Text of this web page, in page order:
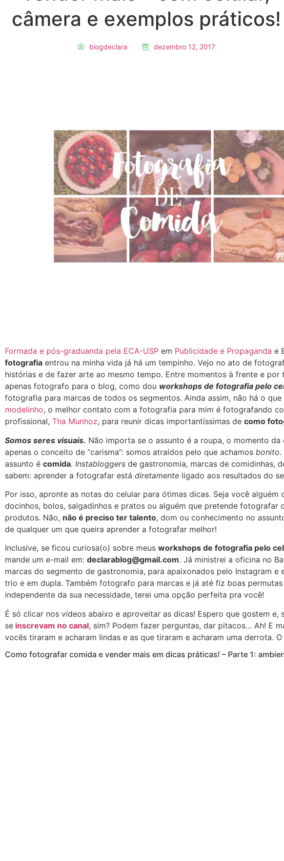
câmera e exemplos práticos!
blogdeclara dezembro 12, 2017
Formada e pós-graduanda pela ECA-USP em Publicidade e Propaganda e
fotografia entrou na minha vida já há um tempinho. Vejo no ato de
histórias e de fazer arte ao mesmo tempo. Entre momentos à frente e por
apenas fotografo para o blog, como dou workshops de fotografia pelo
fotografia para marcas de todos os segmentos. Ainda assim, não há o que
modelinho, o melhor contato com a fotografia para mim é fotografando
profissional, Tha Munhoz, para reunir dicas importantíssimas de como
Somos seres visuais. Não importa se o assunto é a roupa, o momento
apenas o conceito de “carisma”: somos atraídos pelo que achamos bonito.
assunto é comida. Instabloggers de gastronomia, marcas de comidinhas,
sabem: aprender a fotografar está diretamente ligado aos resultados do
Por isso, apronte as notas do celular para ótimas dicas. Seja você
docinhos, bolos, salgadinhos e pratos ou alguém que pretende fotografar
produtos. Não, não é preciso ter talento, dom ou conhecimento no
de qualquer um que queira aprender a fotografar melhor!
Inclusive, se ficou curiosa(o) sobre meus workshops de fotografia pelo
mande um e-mail em: declarablog@gmail.com. Já ministrei a oficina no
marcas do segmento de gastronomia, para apaixonados pelo Instagram e
trio e em dupla. Também fotografo para marcas e já até fiz boas permutas
independente da sua necessidade, terei uma opção perfeita pra você!
É só clicar nos vídeos abaixo e aproveitar as dicas! Espero que gostem e,
se inscrevam no canal, sim? Podem fazer perguntas, dar pitacos… Ah! E
vocês tiraram e acharam lindas e as que tiraram e acharam uma derrota.
Como fotografar comida e vender mais em dicas práticas! – Parte 1: